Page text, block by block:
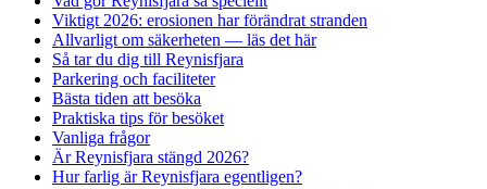
Viktigt 2026: erosionen har förändrat stranden
Allvarligt om säkerheten — läs det här
Så tar du dig till Reynisfjara
Parkering och faciliteter
Bästa tiden att besöka
Praktiska tips för besöket
Vanliga frågor
Är Reynisfjara stängd 2026?
Hur farlig är Reynisfjara egentligen?